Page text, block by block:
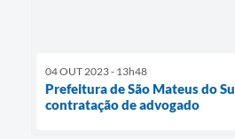
04 OUT 2023 - 13h48
Prefeitura de São Mateus do
contratação de advogado